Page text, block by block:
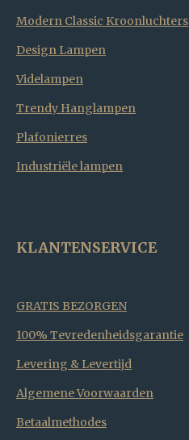
Modern Classic Kroonluchters
Design Lampen
Videlampen
Trendy Hanglampen
Plafonierres
Industriële lampen
KLANTENSERVICE
GRATIS BEZORGEN
100% Tevredenheidsgarantie
Levering & Levertijd
Algemene Voorwaarden
Betaalmethodes